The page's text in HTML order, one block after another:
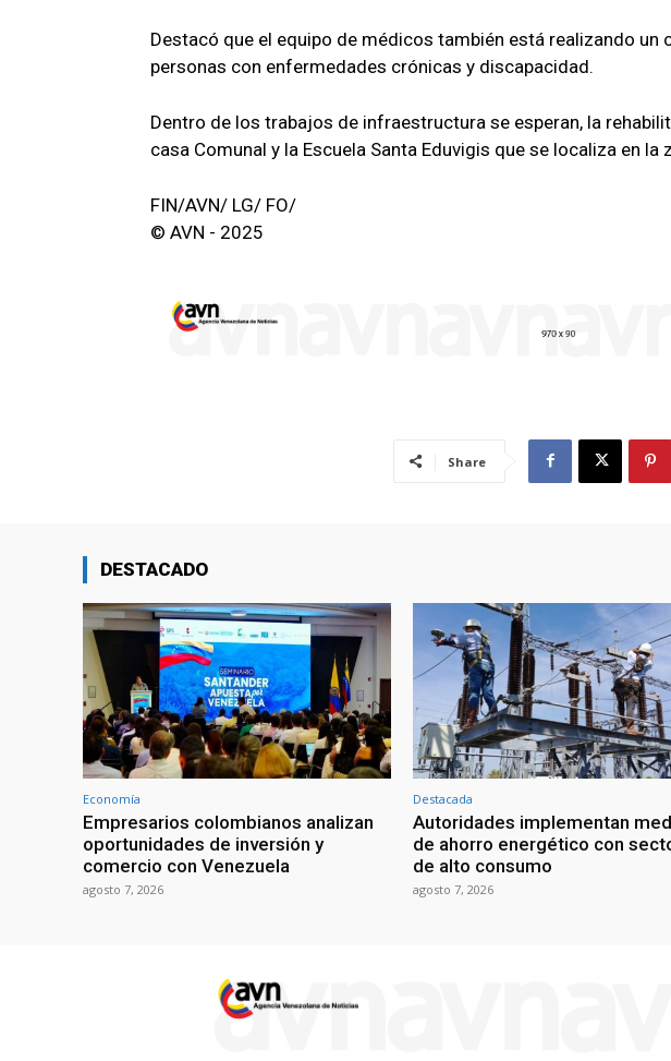
Destacó que el equipo de médicos también está realizando un
personas con enfermedades crónicas y discapacidad.
Dentro de los trabajos de infraestructura se esperan, la
casa Comunal y la Escuela Santa Eduvigis que se localiza en la
FIN/AVN/ LG/ FO/
© AVN - 2025
Share
DESTACADO
Economía
Empresarios colombianos analizan
oportunidades de inversión y
comercio con Venezuela
agosto 7, 2026
Destacada
Autoridades implementan
de ahorro energético con
de alto consumo
agosto 7, 2026